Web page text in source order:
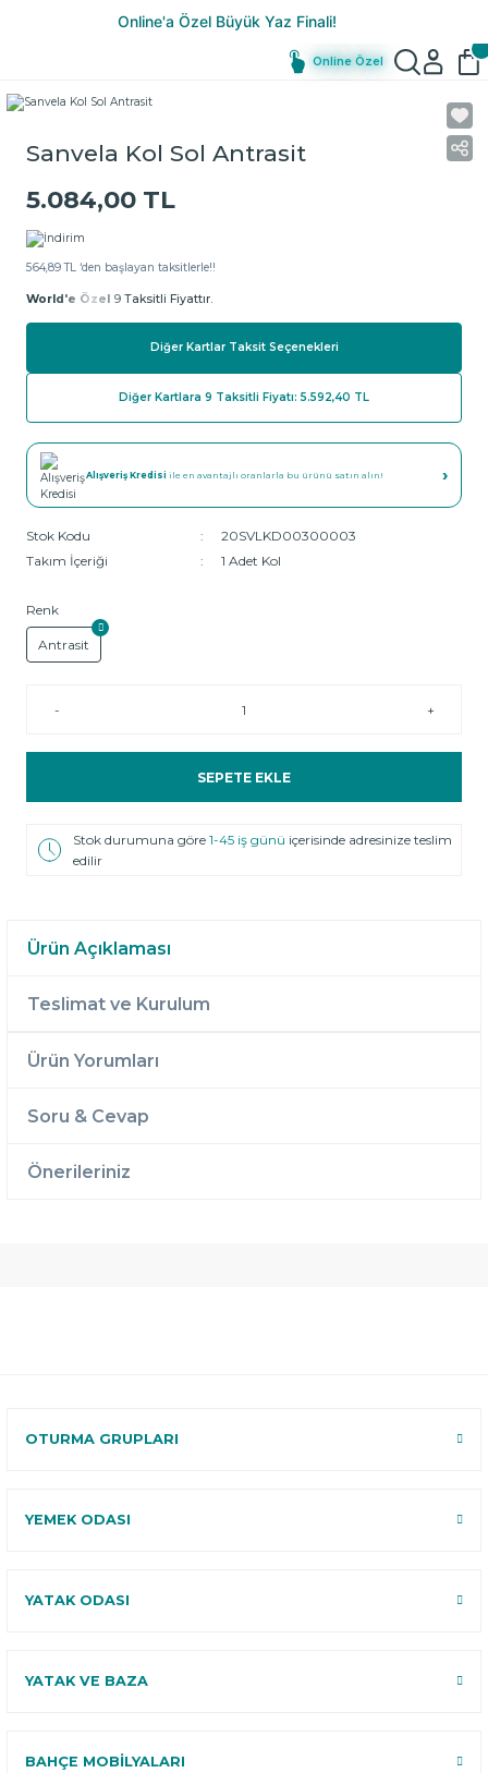
Online Özel
Sanvela Kol Sol Antrasit
5.084,00 TL
564,89 TL ‘den başlayan taksitlerle!!
World'e Özel 9 Taksitli Fiyattır.
Diğer Kartlar Taksit Seçenekleri
Diğer Kartlara 9 Taksitli Fiyatı: 5.592,40 TL
Alışveriş Kredisi ile en avantajlı oranlarla bu ürünü satın alın! ›
Stok Kodu
20SVLKD00300003
Takım İçeriği
1 Adet Kol
Renk
Antrasit
- +
SEPETE EKLE
Stok durumuna göre1-45 iş günü içerisinde adresinize teslim
edilir
Ürün Açıklaması
Teslimat ve Kurulum
Ürün Yorumları
Soru & Cevap
Önerileriniz
OTURMA GRUPLARI
YEMEK ODASI
YATAK ODASI
YATAK VE BAZA
BAHÇE MOBİLYALARI